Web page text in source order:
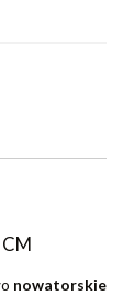
nowatorskie